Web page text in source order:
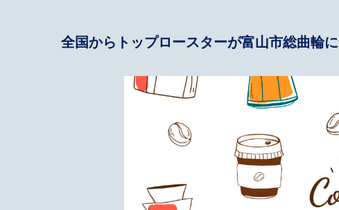
全国からトップロースターが富山市総曲輪に